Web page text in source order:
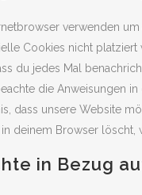
verwenden
Cookies nicht
du jedes Mal
die Anweisungen
dass unsere Website
deinem Browser
in Bezug